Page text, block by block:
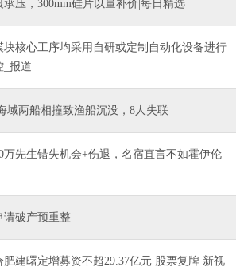
压，300mm硅片以量补价|每日精选
核心工序均采用自研或定制自动化设备进行
_报道
域两船相撞致渔船沉没，8人失联
万先生错失机会+伤退，名宿直言不如霍伊伦
请破产预重整
建曙定增募资不超29.37亿元 股票复牌 新视